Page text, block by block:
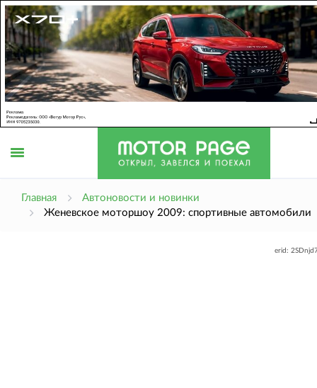
Главная
Автоновости и новинки
Женевское моторшоу 2009: спортивные автомобили
erid: